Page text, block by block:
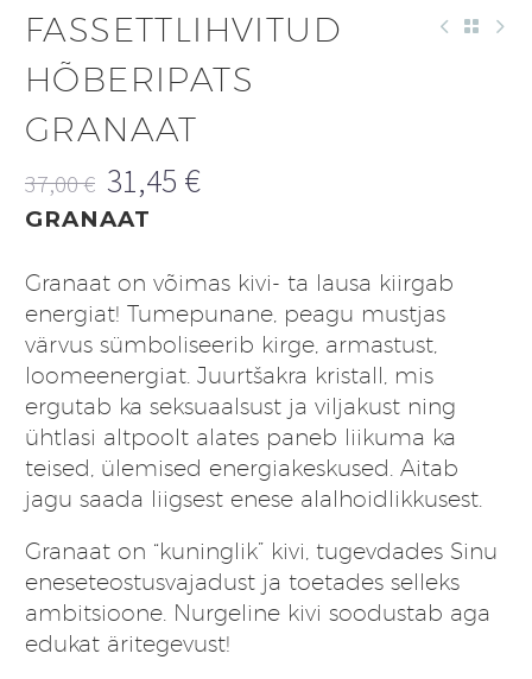
FASSETTLIHVITUD
HÕBERIPATS
GRANAAT
37,00€
Algne
oli:
37,00 €.
31,45 €
Praegune
on:
31,45 €.
GRANAAT
Granaat on võimas kivi- ta lausa kiirgab
energiat! Tumepunane, peagu mustjas
värvus sümboliseerib kirge, armastust,
loomeenergiat. Juurtšakra kristall, mis
ergutab ka seksuaalsust ja viljakust ning
ühtlasi altpoolt alates paneb liikuma ka
teised, ülemised energiakeskused. Aitab
jagu saada liigsest enese alalhoidlikkusest.
Granaat on “kuninglik” kivi, tugevdades Sinu
eneseteostusvajadust ja toetades selleks
ambitsioone. Nurgeline kivi soodustab aga
edukat äritegevust!